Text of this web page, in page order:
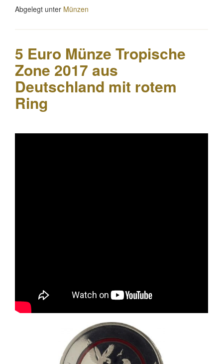
Abgelegt unter Münzen
5 Euro Münze Tropische
Zone 2017 aus
Deutschland mit rotem
Ring